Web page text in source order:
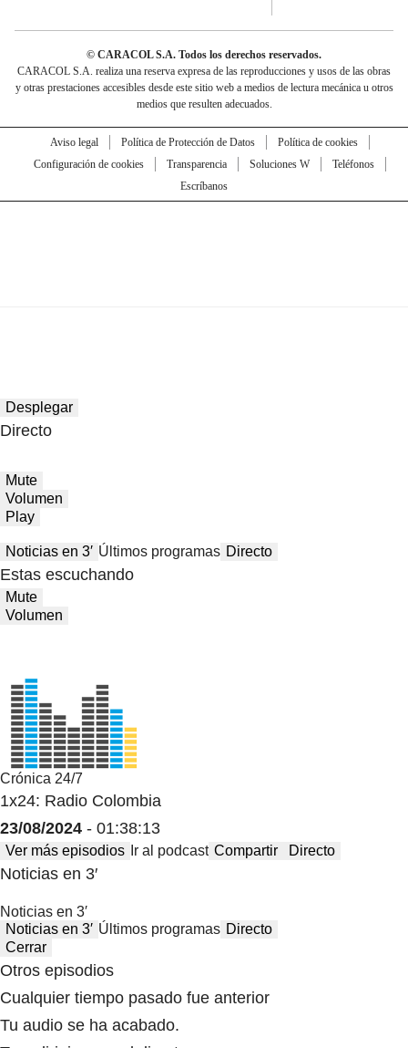
© CARACOL S.A. Todos los derechos reservados.
CARACOL S.A. realiza una reserva expresa de las reproducciones y usos de las obras
y otras prestaciones accesibles desde este sitio web a medios de lectura mecánica u otros
medios que resulten adecuados.
Aviso legal Política de Protección de Datos
Política de cookies
Configuración de cookies
Transparencia Soluciones W
Teléfonos
Escríbanos
Desplegar
Directo
Mute
Volumen
Play
Noticias en 3′ Últimos programas Directo
Estas escuchando
Mute
Volumen
Crónica 24/7
1x24: Radio Colombia
23/08/2024 - 01:38:13
Ver más episodios Ir al podcast Compartir Directo
Noticias en 3′
Noticias en 3′
Noticias en 3′ Últimos programas Directo
Cerrar
Otros episodios
Cualquier tiempo pasado fue anterior
Tu audio se ha acabado.